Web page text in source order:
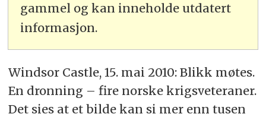
gammel og kan inneholde utdatert
informasjon.
Windsor Castle, 15. mai 2010: Blikk møtes.
En dronning – fire norske krigsveteraner.
Det sies at et bilde kan si mer enn tusen